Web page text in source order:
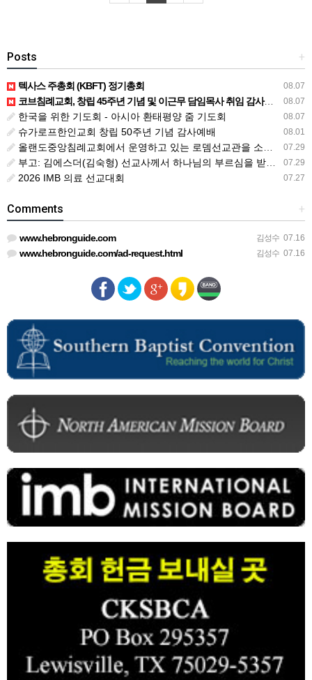
+
Posts
08.07
텍사스 주총회 (KBFT) 정기총회
08.07
코브침례교회, 창립 45주년 기념 및 이근무 담임목사 취임 감사예배 드려
08.07
한국을 위한 기도회 - 아시아 환태평양 줌 기도회
08.01
슈가로프한인교회 창립 50주년 기념 감사예배
07.29
올랜도중앙침례교회에서 운영하고 있는 로뎀선교관을 소개해 드립니다
07.29
부고: 김에스더(김숙형) 선교사께서 하나님의 부르심을 받았습니다.
07.27
2026 IMB 의료 선교대회
+
Comments
김성수 07.16
www.hebronguide.com
김성수 07.16
www.hebronguide.com/ad-request.html